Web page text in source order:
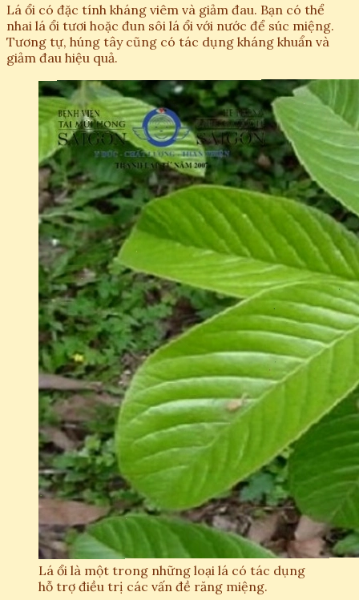
Lá ổi có đặc tính kháng viêm và giảm đau. Bạn có thể
nhai lá ổi tươi hoặc đun sôi lá ổi với nước để súc miệng.
Tương tự, húng tây cũng có tác dụng kháng khuẩn và
giảm đau hiệu quả.
Lá ổi là một trong những loại lá có tác dụng
hỗ trợ điều trị các vấn đề răng miệng.